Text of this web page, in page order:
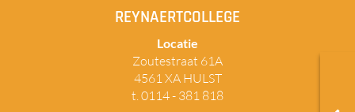
REYNAERTCOLLEGE
Locatie
Zoutestraat 61A
4561 XA HULST
t. 0114 - 381 818